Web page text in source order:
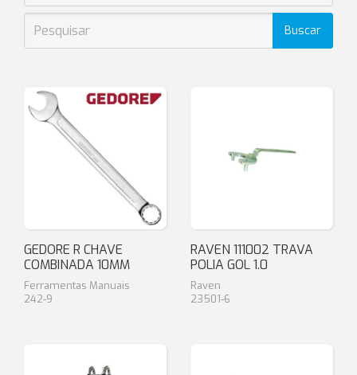
Buscar
GEDORE R CHAVE
COMBINADA 10MM
Ferramentas Manuais
242-9
RAVEN 111002 TRAVA
POLIA GOL 1.0
Raven
23501-6